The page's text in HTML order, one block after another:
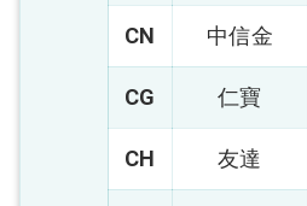
CN 中信金
CG 仁寶
CH 友達